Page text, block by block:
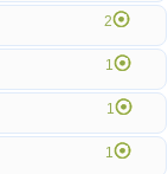
2
1
1
1